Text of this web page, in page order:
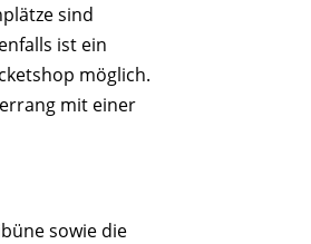
sind
ist ein
möglich.
mit einer
sowie die